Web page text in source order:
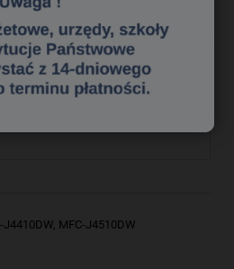
zapytaj o produkt
poleć znajomemu
J4410DW, MFC-J4510DW